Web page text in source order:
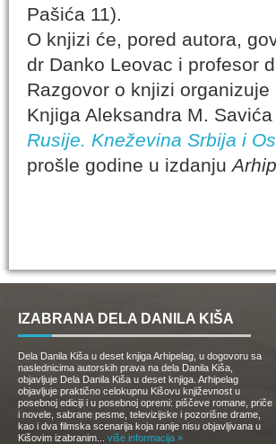
Pašića 11).
O knjizi će, pored autora,
dr Danko Leovac i profesor
Razgovor o knjizi
Knjiga Aleksandra M. Savića
Rusije. Kneževina Srbija i
prošle godine u izdanju
IZABRANA DELA DANILA KIŠA
Dela Danila Kiša u deset knjiga Arhipelag, u dogovoru sa
naslednicima autorskih prava na dela Danila Kiša,
objavljuje Dela Danila Kiša u deset knjiga. Arhipelag
objavljuje praktično celokupnu Kišovu književnost u
posebnoj ediciji i u posebnoj opremi: piščeve romane, priče
i novele, sabrane pesme, televizijske i pozorišne drame,
kao i dva filmska scenarija koja ranije nisu objavljivana u
Kišovim izabranim... više informacija »